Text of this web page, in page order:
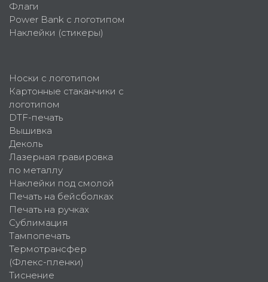
Флаги
Power Bank с логотипом
Наклейки (стикеры)
Носки с логотипом
Картонные стаканчики с
логотипом
DTF-печать
Вышивка
Деколь
Лазерная гравировка
по металлу
Наклейки под смолой
Печать на бейсболках
Печать на ручках
Сублимация
Тампопечать
Термотрансфер
(Флекс-пленки)
Тиснение